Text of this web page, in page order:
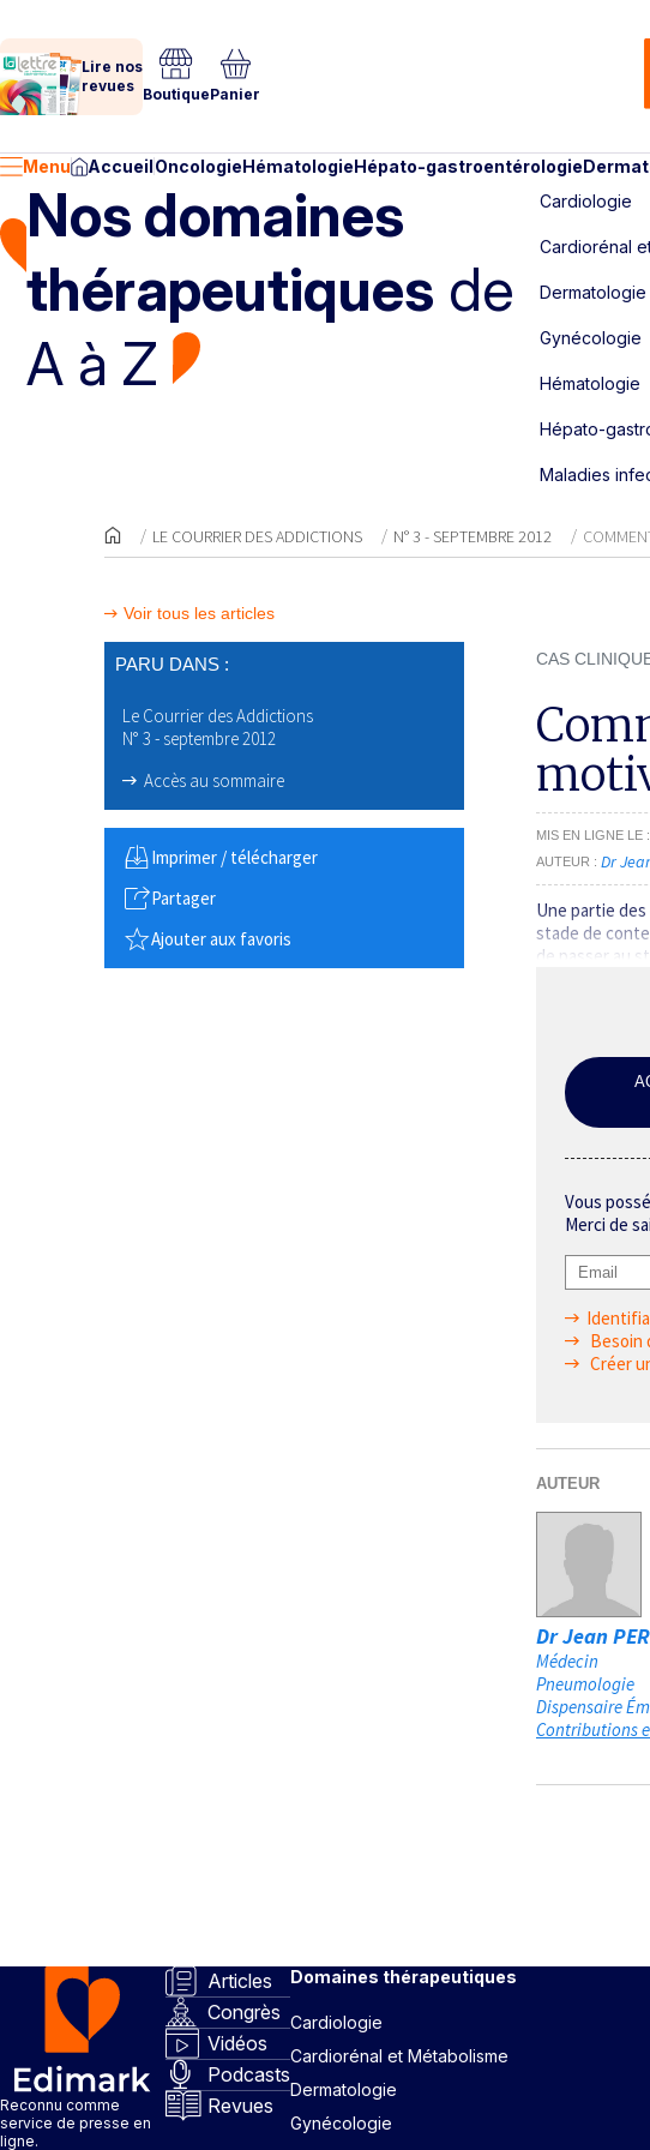
Lire nos
revues BoutiquePanier
Menu AccueilOncologieHématologieHépato-gastroentérologie
Nos domaines
thérapeutiques de
A à Z
Cardiologie
Cardiorénal
Dermatologie
Gynécologie
Hématologie
Hépato-
Maladies
LE COURRIER DES ADDICTIONS N° 3 - SEPTEMBRE 2012
Voir tous les articles
PARU DANS :
Le Courrier des Addictions
N° 3 - septembre 2012
Accès au sommaire
Imprimer / télécharger
Partager
Ajouter aux favoris
CAS
MIS EN LIGNE LE
AUTEUR Dr
Une partie
stade de
de passer au
Vous
Merci de
Besoin
Créer
AUTEUR
Dr Jean
Médecin
Pneumologie
Dispensaire
Contributions
Reconnu comme
service de presse en
ligne.
Articles
Congrès
Vidéos
Podcasts
Revues
Domaines thérapeutiques
Cardiologie
Cardiorénal et Métabolisme
Dermatologie
Gynécologie